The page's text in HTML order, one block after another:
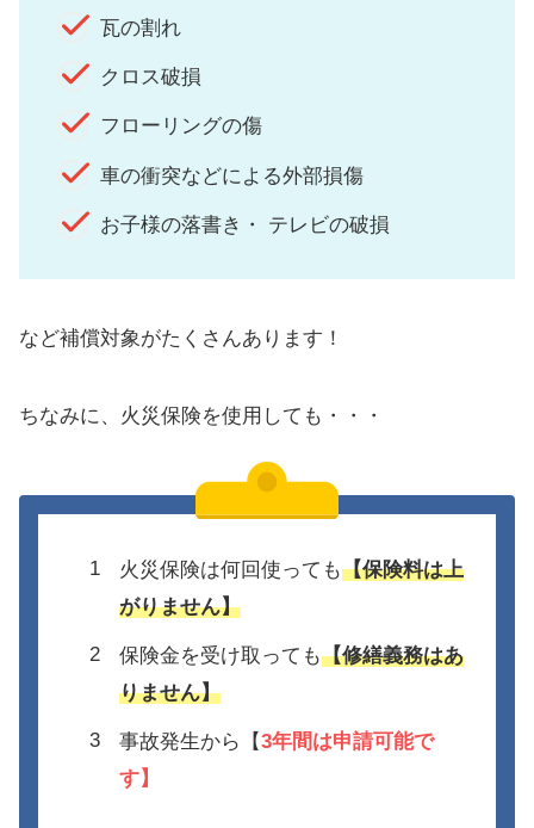
瓦の割れ
クロス破損
フローリングの傷
車の衝突などによる外部損傷
お子様の落書き・ テレビの破損
など補償対象がたくさんあります！
ちなみに、火災保険を使用しても・・・
火災保険は何回使っても【保険料は上
がりません】
保険金を受け取っても【修繕義務はあ
りません】
事故発生から【3年間は申請可能で
す】